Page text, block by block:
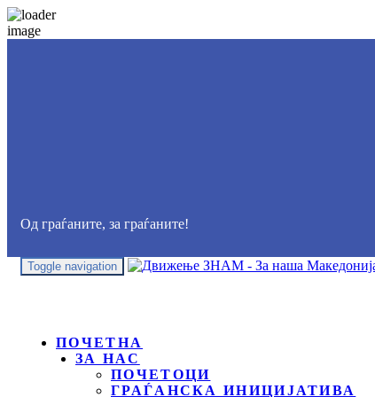
Од граѓаните, за граѓаните!
Toggle navigation
ПОЧЕТНА
ЗА НАС
ПОЧЕТОЦИ
ГРАЃАНСКА ИНИЦИЈАТИВА